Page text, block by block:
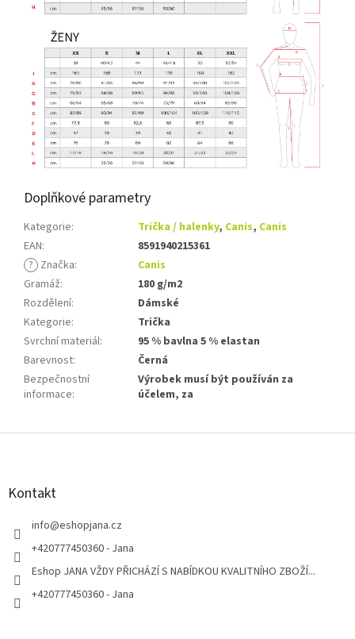
Doplňkové parametry
Kategorie: Trička / halenky, Canis, Canis
EAN:
8591940215361
? Značka:
Canis
Gramáž:
180 g/m2
Rozdělení:
Dámské
Kategorie:
Trička
Svrchní materiál:
95 % bavlna 5 % elastan
Barevnost:
Černá
Bezpečnostní
informace:
Výrobek musí být používán za
účelem, za
Z
Kontakt
info@eshopjana.cz
+420777450360 - Jana
Eshop JANA VŽDY PŘICHÁZÍ S NABÍDKOU KVALITNÍHO ZBOŽÍ...
+420777450360 - Jana